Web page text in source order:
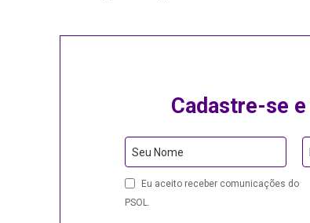
Cadastre-se
Seu Nome
EmailEu aceito receber comunicações do
PSOL.